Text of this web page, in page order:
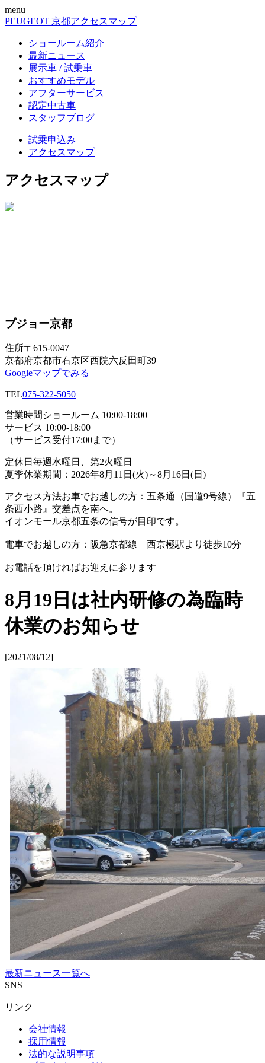
menu
PEUGEOT 京都アクセスマップ
ショールーム紹介
最新ニュース
展示車 / 試乗車
おすすめモデル
アフターサービス
認定中古車
スタッフブログ
試乗申込み
アクセスマップ
アクセスマップ
プジョー京都
住所〒615-0047
京都府京都市右京区西院六反田町39
Googleマップでみる
TEL075-322-5050
営業時間 ショールーム 10:00-18:00
サービス 10:00-18:00
（サービス受付17:00まで）
定休日 毎週水曜日、第2火曜日
夏季休業期間：2026年8月11日(火)～8月16日(日)
アクセス方法お車でお越しの方：五条通（国道9号線）『五
条西小路』交差点を南へ。
イオンモール京都五条の信号が目印です。
電車でお越しの方：阪急京都線 西京極駅より徒歩10分
お電話を頂ければお迎えに参ります
8月19日は社内研修の為臨時
休業のお知らせ
[2021/08/12]
最新ニュース一覧へ
SNS
リンク
会社情報
採用情報
法的な説明事項